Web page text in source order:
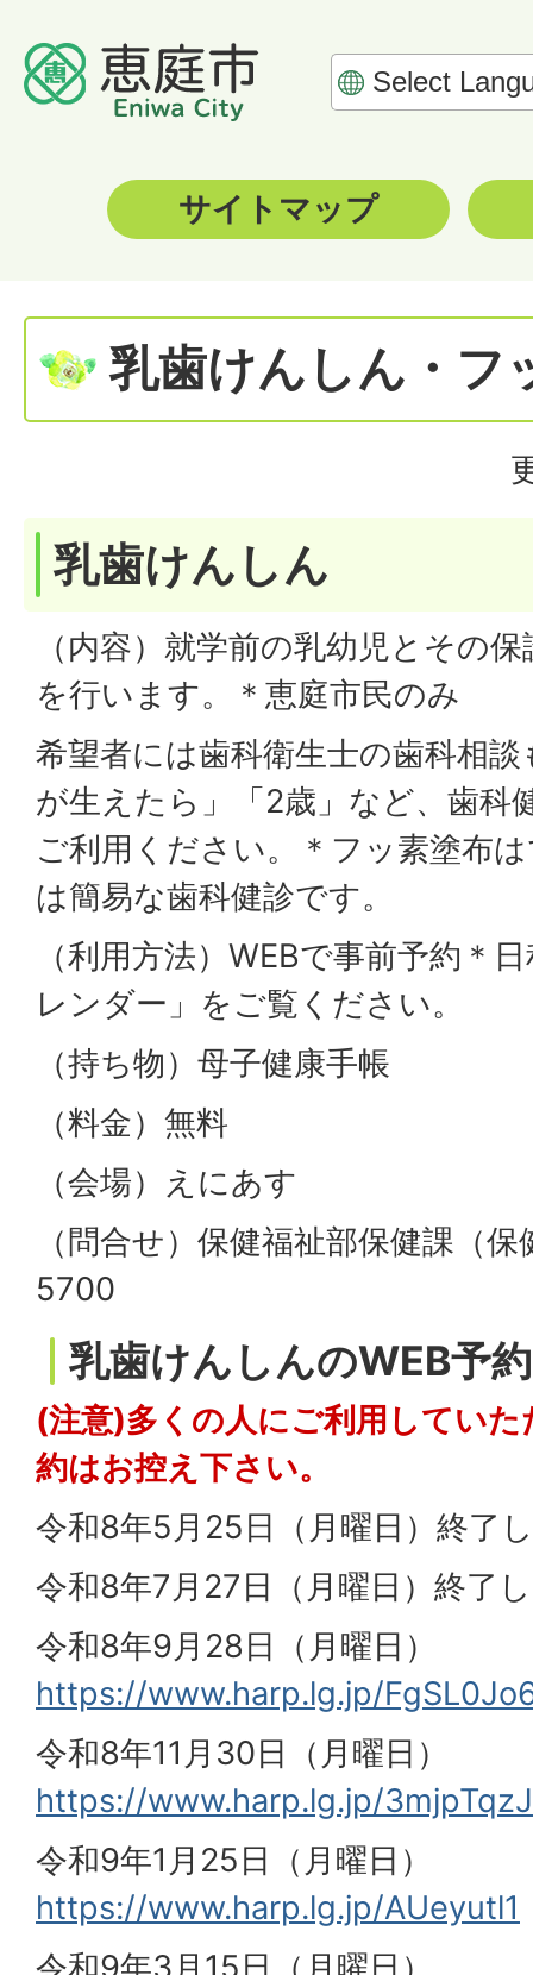
サイトマップ
乳歯けんしん・フ
乳歯けんしん
（内容）就学前の乳幼児とその
を行います。＊恵庭市民のみ
希望者には歯科衛生士の歯科相
が生えたら」「2歳」など、歯科
ご利用ください。＊フッ素塗布
は簡易な歯科健診です。
（利用方法）WEBで事前予約＊
レンダー」をご覧ください。
（持ち物）母子健康手帳
（料金）無料
（会場）えにあす
（問合せ）保健福祉部保健課（
5700
乳歯けんしんのWEB予約
(注意)多くの人にご利用してい
約はお控え下さい。
令和8年5月25日（月曜日）終了
令和8年7月27日（月曜日）終了
令和8年9月28日（月曜日）
https://www.harp.lg.jp/
令和8年11月30日（月曜日）
https://www.harp.lg.jp/3mjpTqzJ
令和9年1月25日（月曜日）
https://www.harp.lg.jp/AUeyutl1